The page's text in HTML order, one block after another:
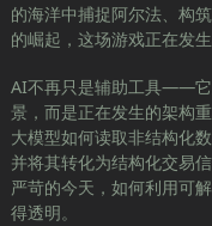
的海洋中捕捉阿尔法、构
的崛起，这场游戏正在发生
AI不再只是辅助工具——它
景，而是正在发生的架构
大模型如何读取非结构化
并将其转化为结构化交易
严苛的今天，如何利用可
得透明。